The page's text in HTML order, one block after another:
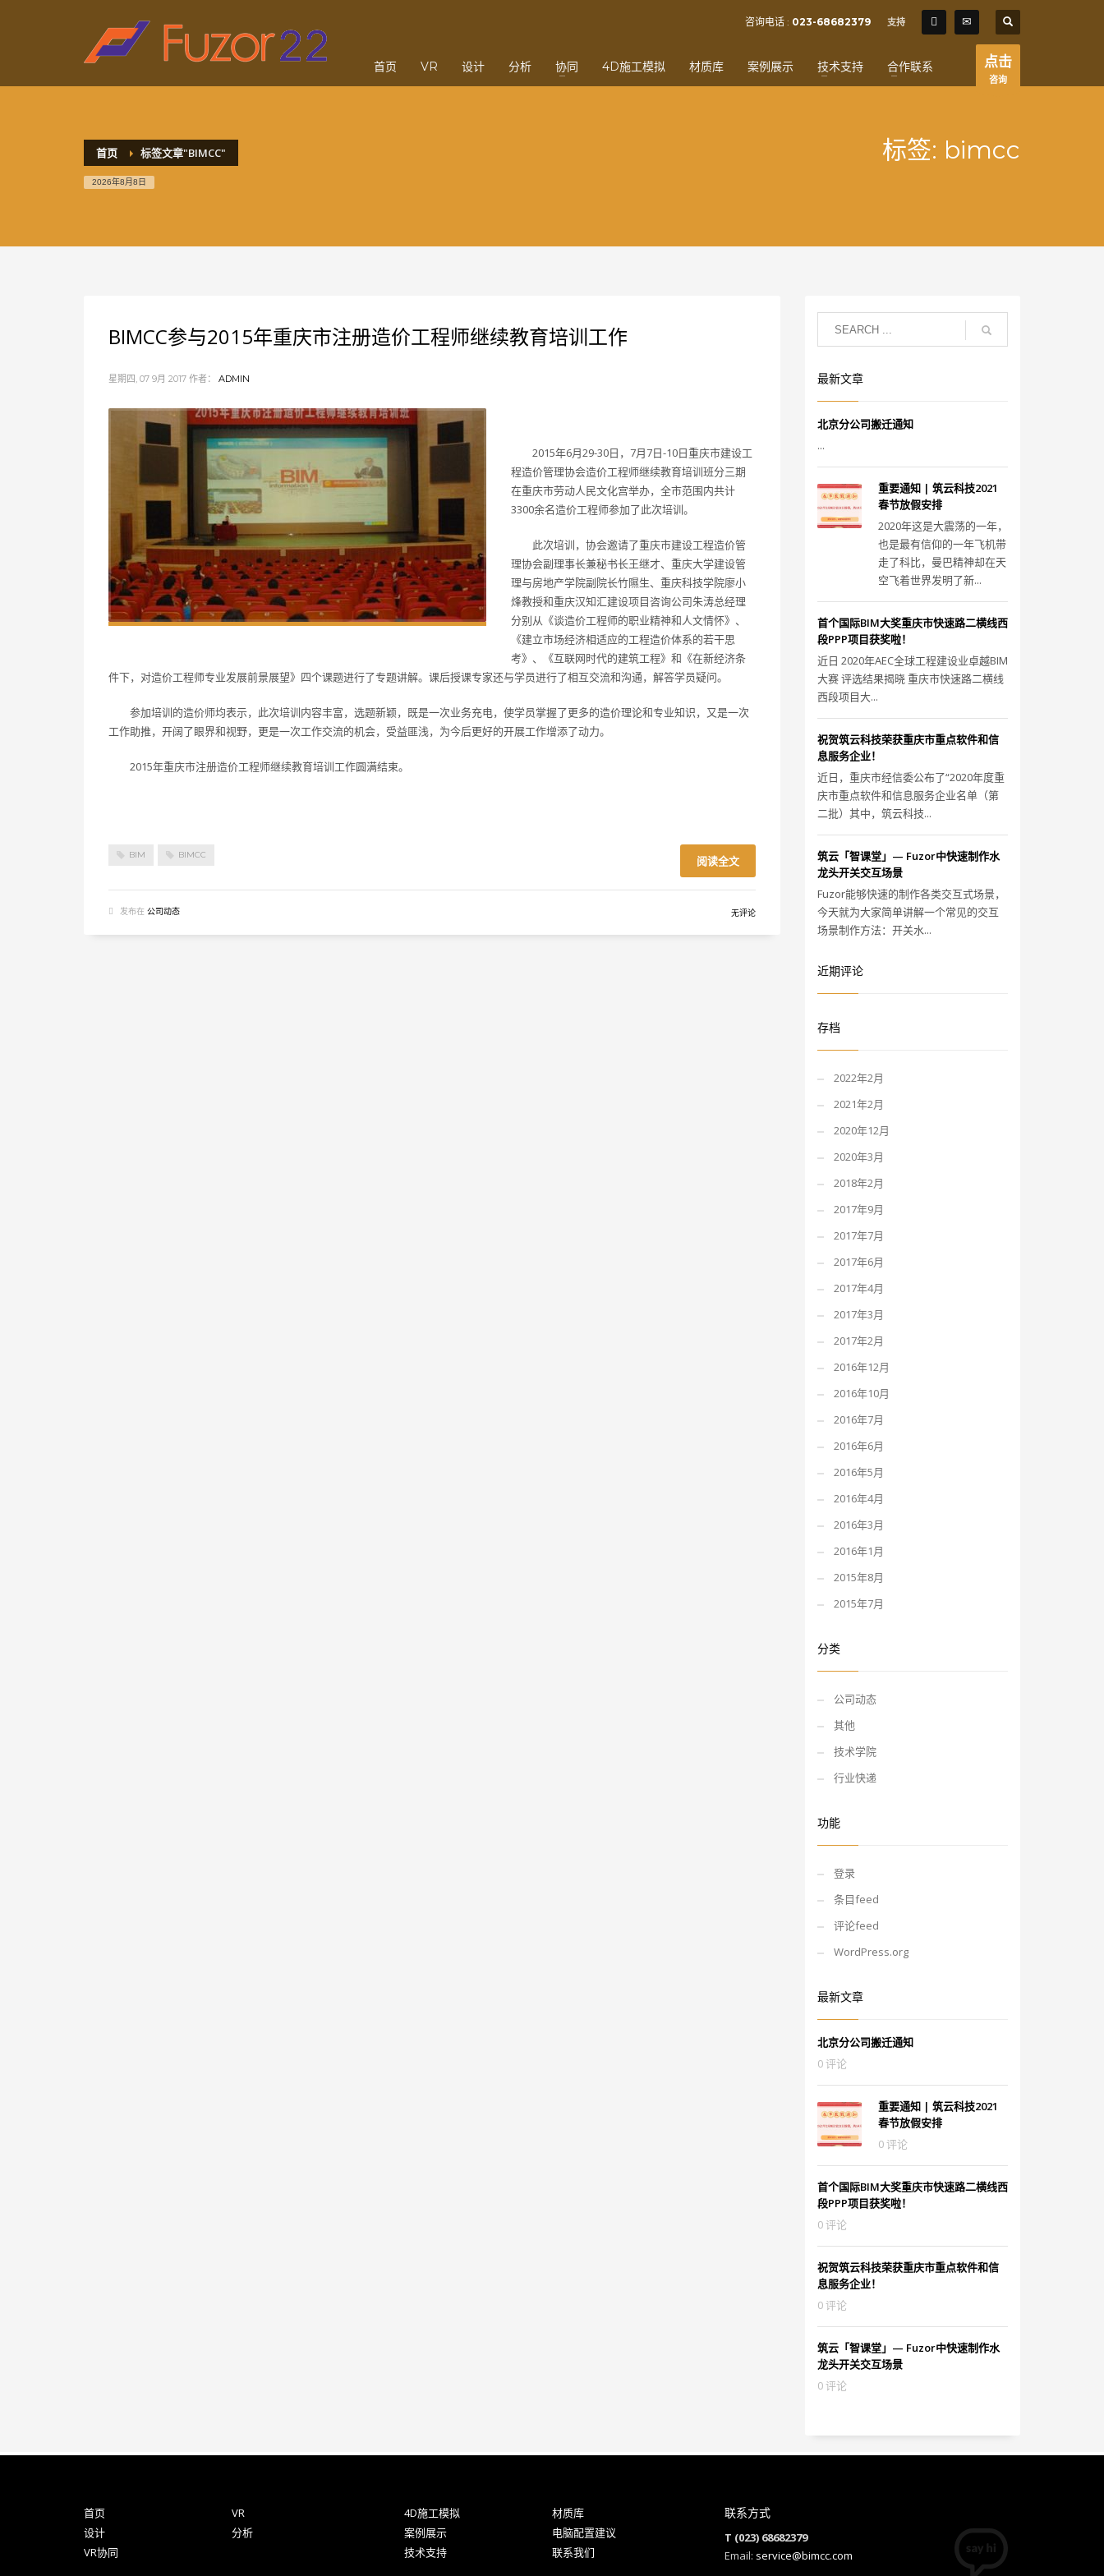
HOW TO SHOP
1 Login or create new account.
SHOWROOM HOURS
Sat - 9:00AM-5:00PM
Sundays by appointment only!
咨询电话 : 023-68682379 支持
首页 VR 设计 分析 协同 4D施工模拟 材质库 案例展示 技术支持 合作联系 点击
咨询
首页 标签文章"BIMCC"
2026年8月8日
标签: bimcc
BIMCC参与2015年重庆市注册造价工程师继续教育培训工作
星期四, 07 9月 2017 作者： ADMIN
2015年6月29-30日，7月7日-10日重庆市建设工
程造价管理协会造价工程师继续教育培训班分三期
在重庆市劳动人民文化宫举办，全市范围内共计
3300余名造价工程师参加了此次培训。
此次培训，协会邀请了重庆市建设工程造价管
理协会副理事长兼秘书长王继才、重庆大学建设管
理与房地产学院副院长竹隰生、重庆科技学院廖小
烽教授和重庆汉知汇建设项目咨询公司朱涛总经理
分别从《谈造价工程师的职业精神和人文情怀》、
《建立市场经济相适应的工程造价体系的若干思
考》、《互联网时代的建筑工程》和《在新经济条
件下，对造价工程师专业发展前景展望》四个课题进行了专题讲解。课后授课专家还与学员进行了相互交流和沟通，解答学员疑问。
参加培训的造价师均表示，此次培训内容丰富，选题新颖，既是一次业务充电，使学员掌握了更多的造价理论和专业知识，又是一次
工作助推，开阔了眼界和视野，更是一次工作交流的机会，受益匪浅，为今后更好的开展工作增添了动力。
2015年重庆市注册造价工程师继续教育培训工作圆满结束。
BIM BIMCC 阅读全文
发布在 公司动态 无评论
最新文章
北京分公司搬迁通知
...
重要通知 | 筑云科技2021
春节放假安排
2020年这是大震荡的一年，
也是最有信仰的一年飞机带
走了科比，曼巴精神却在天
空飞着世界发明了新...
首个国际BIM大奖重庆市快速路二横线西
段PPP项目获奖啦！
近日 2020年AEC全球工程建设业卓越BIM
大赛 评选结果揭晓 重庆市快速路二横线
西段项目大...
祝贺筑云科技荣获重庆市重点软件和信
息服务企业！
近日，重庆市经信委公布了“2020年度重
庆市重点软件和信息服务企业名单（第
二批）其中，筑云科技...
筑云「智课堂」— Fuzor中快速制作水
龙头开关交互场景
Fuzor能够快速的制作各类交互式场景，
今天就为大家简单讲解一个常见的交互
场景制作方法：开关水...
近期评论
存档
2022年2月
2021年2月
2020年12月
2020年3月
2018年2月
2017年9月
2017年7月
2017年6月
2017年4月
2017年3月
2017年2月
2016年12月
2016年10月
2016年7月
2016年6月
2016年5月
2016年4月
2016年3月
2016年1月
2015年8月
2015年7月
分类
公司动态
其他
技术学院
行业快递
功能
登录
条目feed
评论feed
WordPress.org
最新文章
北京分公司搬迁通知
0 评论
重要通知 | 筑云科技2021
春节放假安排
0 评论
首个国际BIM大奖重庆市快速路二横线西
段PPP项目获奖啦！
0 评论
祝贺筑云科技荣获重庆市重点软件和信
息服务企业！
0 评论
筑云「智课堂」— Fuzor中快速制作水
龙头开关交互场景
0 评论
首页
VR
设计
分析
VR协同
4D施工模拟
材质库
案例展示
电脑配置建议
技术支持
联系我们
联系方式
T (023) 68682379
Email: service@bimcc.com